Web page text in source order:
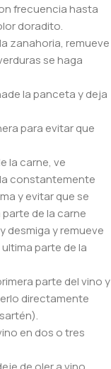
frecuencia hasta
doradito.
zanahoria, remueve
se haga
la panceta y deja
para evitar que
la carne, ve
constantemente
y evitar que se
de la carne
desmiga y remueve
parte de la
parte del vino y
directamente
en dos o tres